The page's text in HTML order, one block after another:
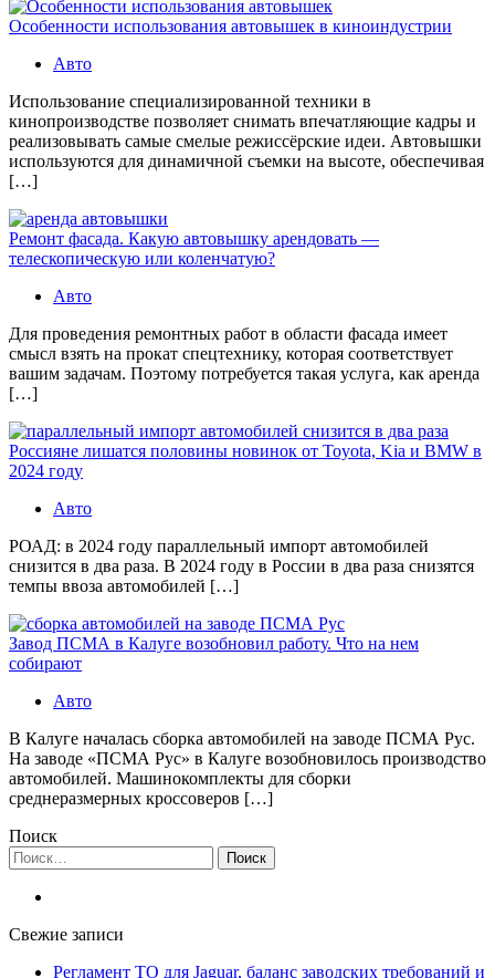
Особенности использования автовышек в киноиндустрии
Авто
Использование специализированной техники в
кинопроизводстве позволяет снимать впечатляющие кадры и
реализовывать самые смелые режиссёрские идеи. Автовышки
используются для динамичной съемки на высоте, обеспечивая
[…]
Ремонт фасада. Какую автовышку арендовать —
телескопическую или коленчатую?
Авто
Для проведения ремонтных работ в области фасада имеет
смысл взять на прокат спецтехнику, которая соответствует
вашим задачам. Поэтому потребуется такая услуга, как аренда
[…]
Россияне лишатся половины новинок от Toyota, Kia и BMW в
2024 году
Авто
РОАД: в 2024 году параллельный импорт автомобилей
снизится в два раза. В 2024 году в России в два раза снизятся
темпы ввоза автомобилей […]
Завод ПСМА в Калуге возобновил работу. Что на нем
собирают
Авто
В Калуге началась сборка автомобилей на заводе ПСМА Рус.
На заводе «ПСМА Рус» в Калуге возобновилось производство
автомобилей. Машинокомплекты для сборки
среднеразмерных кроссоверов […]
Поиск
Найти:
Свежие записи
Регламент ТО для Jaguar, баланс заводских требований и